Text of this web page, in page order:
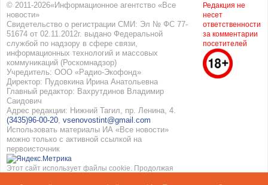
© 2011-2026«Информационное агентство «Все
новости»
Свидетельство о регистрации СМИ: Эл № ФС 77-
51674 от 02.11.2012г. выдано Федеральной
службой по надзору в сфере связи,
информационных технологий и массовых
коммуникаций (Роскомнадзор)
Учредитель: ООО «Радио-Экофонд»
Директор: Пудовкина Ирина Анатольевна
Главный редактор: Вахрутдинов Владимир
Саидович
Адрес редакции: Нижний Тагил, пр. Ленина, 4.
(3435)96-00-20, vsenovostint@gmail.com
Использовать материалы ИА «Все новости»
можно только с активной ссылкой на
первоисточник
Этот сайт использует файлы cookie. Продолжая
Редакция не
несет
ответственности
за комментарии
посетителей